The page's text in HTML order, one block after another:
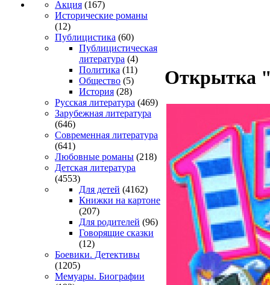
Акция (167)
Исторические романы
(12)
Публицистика (60)
Публицистическая
литература (4)
Политика (11)
Общество (5)
История (28)
Русская литература (469)
Зарубежная литература
(646)
Современная литература
(641)
Любовные романы (218)
Детская литература
(4553)
Для детей (4162)
Книжки на картоне
(207)
Для родителей (96)
Говорящие сказки
(12)
Боевики. Детективы
(1205)
Мемуары. Биографии
Открытка